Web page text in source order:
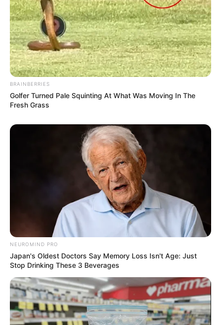
BRAINBERRIES
Golfer Turned Pale Squinting At What Was Moving In The
Fresh Grass
NEUROMIND PRO
Japan's Oldest Doctors Say Memory Loss Isn't Age: Just
Stop Drinking These 3 Beverages